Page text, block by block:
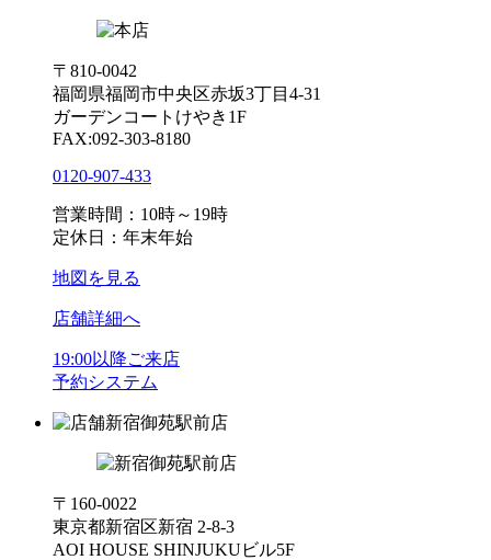
〒810-0042
福岡県福岡市中央区赤坂3丁目4-31
ガーデンコートけやき1F
FAX:092-303-8180
0120-907-433
営業時間：10時～19時
定休日：年末年始
地図を見る
店舗詳細へ
19:00以降ご来店
予約システム
新宿御苑駅前店
〒160-0022
東京都新宿区新宿 2-8-3
AOI HOUSE SHINJUKUビル5F